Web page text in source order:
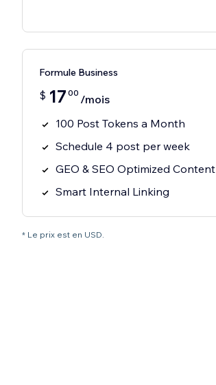
Formule Business
$ 17 00 /mois
100 Post Tokens a Month
Schedule 4 post per week
GEO & SEO Optimized Content
Smart Internal Linking
* Le prix est en USD.